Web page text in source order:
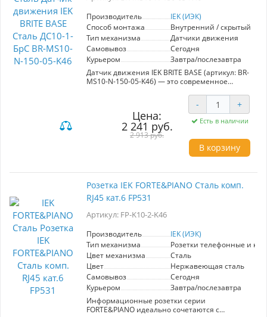
безрамочных розеток и выключателей
FORTE&PIANO!
Производитель
IEK (ИЭК)
Способ монтажа
Внутренний / скрытый
Тип механизма
Датчики движения
Самовывоз
Сегодня
Курьером
Завтра/послезавтра
Датчик движения IEK BRITE BASE (артикул: BR-
MS10-N-150-05-K46) — это современное
представляющее инновационное решение
для автоматизации освещения.
Принадлежащий к серии "BRITE", этот датчик
выполнен в элегантном стальном цвете, что
делает его идеальным для создания
гармоничного интерьера как в жилых, так и в
класса обеспечивают надежность и
выбор ассортимента позволяет легко
интегрировать устройство в любой проект.
экономию энергии, включаясь автоматически
незаменимым элементом современных
интерьеров. С IEK BRITE BASE вы получите
эстетически привлекательное и
функциональное решение для освещения.
Цена:
2 241 руб.
2 913 руб.
- +
Есть в наличии
В корзину
Розетка IEK FORTE&PIANO Сталь комп.
RJ45 кат.6 FP531
Артикул: FP-K10-2-K46
Производитель
IEK (ИЭК)
Тип механизма
Розетки телефонные и
Цвет механизма
Сталь
Цвет
Нержавеющая сталь
Самовывоз
Сегодня
Курьером
Завтра/послезавтра
Информационные розетки серии
FORTE&PIANO идеально сочетаются с